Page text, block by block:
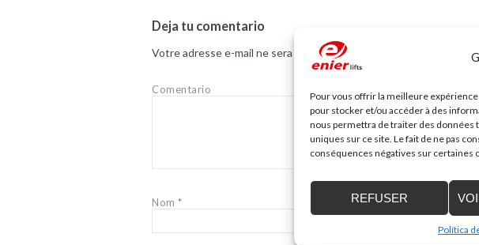
Pour vous offrir la meilleure
pour stocker et/ou accéder à des
nous permettra de traiter des données
uniques sur ce site. Le fait de ne pas
conséquences négatives sur certaines
REFUSER
Política
Deja tu comentario
Votre adresse e-mail ne sera pas publiée. Les champs
Comentario
Nom *